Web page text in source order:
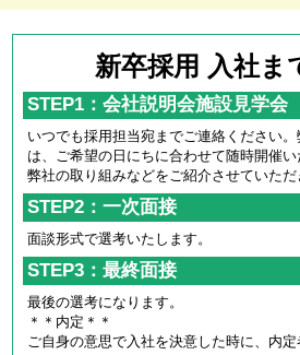
新卒採用 入社ま
STEP1：会社説明会施設見学会
いつでも採用担当宛までご連絡ください
は、ご希望の日にちに合わせて随時開催い
弊社の取り組みなどをご紹介させていただ
STEP2：一次面接
面談形式で選考いたします。
STEP3：最終面接
最後の選考になります。
＊＊内定＊＊
ご自身の意思で入社を決意した時に、内定